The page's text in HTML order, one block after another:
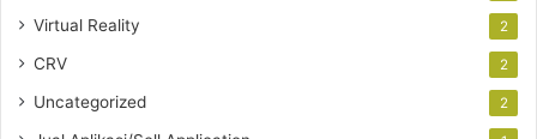
Virtual Reality 2
CRV 2
Uncategorized 2